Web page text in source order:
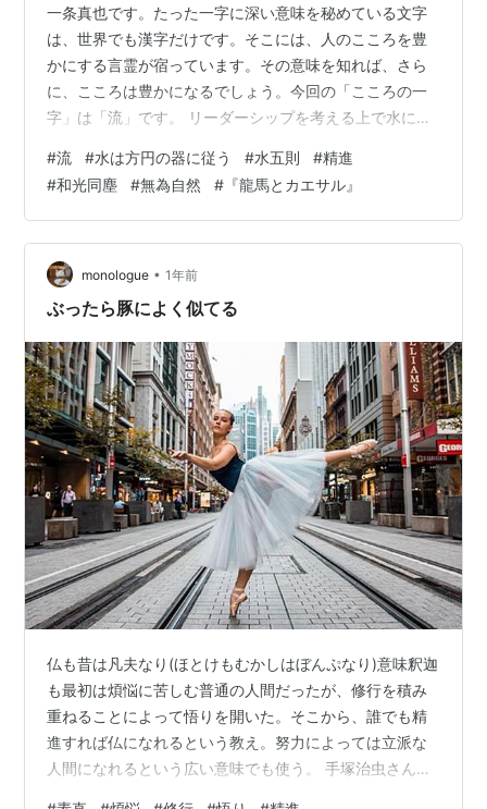
一条真也です。たった一字に深い意味を秘めている文字
は、世界でも漢字だけです。そこには、人のこころを豊
かにする言霊が宿っています。その意味を知れば、さら
に、こころは豊かになるでしょう。今回の「こころの一
字」は「流」です。 リーダーシップを考える上で水に学
葉があります。水は、相手が四角でも円でも、躊躇する
ことなく、自分を相手に合わせていく。これは驚くべき
性質であり、しかも、その水の本質は少しも揺らぐこと
がない。四角になろうが丸くなろうが、あくまで水は
水。さらに驚くのは、水は低いほうに流れて行くこと
だ。上昇指向ではなく、むしろ下方に行こうとするので
#流 #水は方円の器に従う #水五則 #精進
#和光同塵 #無為自然 # 『龍馬とカエサル』
monologue • 1年前
ぶったら豚によく似てる
仏も昔は凡夫なり(ほとけもむかしはぼんぷなり)意味釈迦
も最初は煩悩に苦しむ普通の人間だったが、修行を積み
重ねることによって悟りを開いた。そこから、誰でも精
進すれば仏になれるという教え。努力によっては立派な
人間になれるという広い意味でも使う。 手塚治虫さんの